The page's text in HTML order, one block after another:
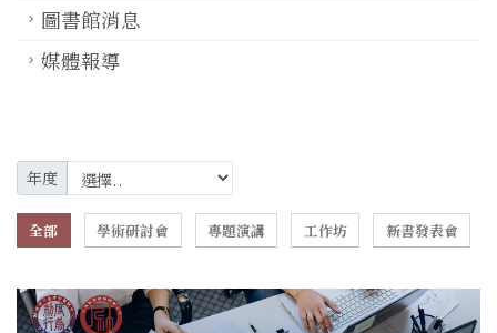
圖書館消息
媒體報導
年度
全部 學術研討會 專題演講 工作坊 新書發表會